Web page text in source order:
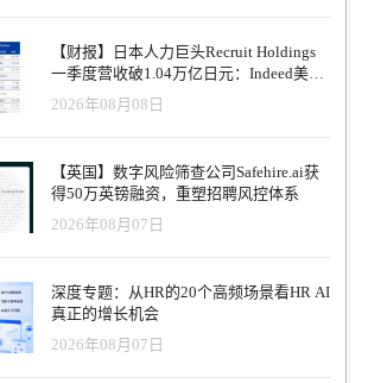
的数字人力资源科技产品和机构，这些人、技
特别发起DigitalHRTech® Awards 2021
的评选活动，迄今已经是第四届。
2021 奖项设置 · 2021数字人力资源科技最
· 2021数字人力资源科技最佳团队奖（仅限企
10月11日-10月20日（部分项目） 盛大颁奖典
Survey/13A860C8-40FA-BE76-3E12-
过审核后）-专家
部分项目）-专家回访（部分项目）--现场案例
【财报】日本人力巨头Recruit Holdings
一季度营收破1.04万亿日元：Indeed美国
收入逆势增长30%，AI招聘推动利润率升
至47.4%
2026年08月08日
【英国】数字风险筛查公司Safehire.ai获
得50万英镑融资，重塑招聘风控体系
2026年08月07日
深度专题：从HR的20个高频场景看HR AI
真正的增长机会
2026年08月07日